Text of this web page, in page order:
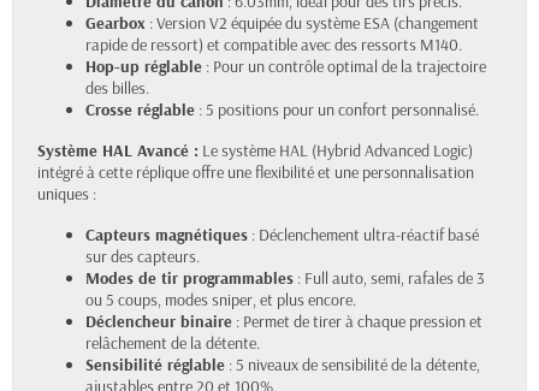
Gearbox : Version V2 équipée du système ESA (changement
rapide de ressort) et compatible avec des ressorts M140.
Hop-up réglable : Pour un contrôle optimal de la trajectoire
des billes.
Crosse réglable : 5 positions pour un confort personnalisé.
Système HAL Avancé : Le système HAL (Hybrid Advanced Logic)
intégré à cette réplique offre une flexibilité et une personnalisation
uniques :
Capteurs magnétiques : Déclenchement ultra-réactif basé
sur des capteurs.
Modes de tir programmables : Full auto, semi, rafales de 3
ou 5 coups, modes sniper, et plus encore.
Déclencheur binaire : Permet de tirer à chaque pression et
relâchement de la détente.
Sensibilité réglable : 5 niveaux de sensibilité de la détente,
ajustables entre 20 et 100%.